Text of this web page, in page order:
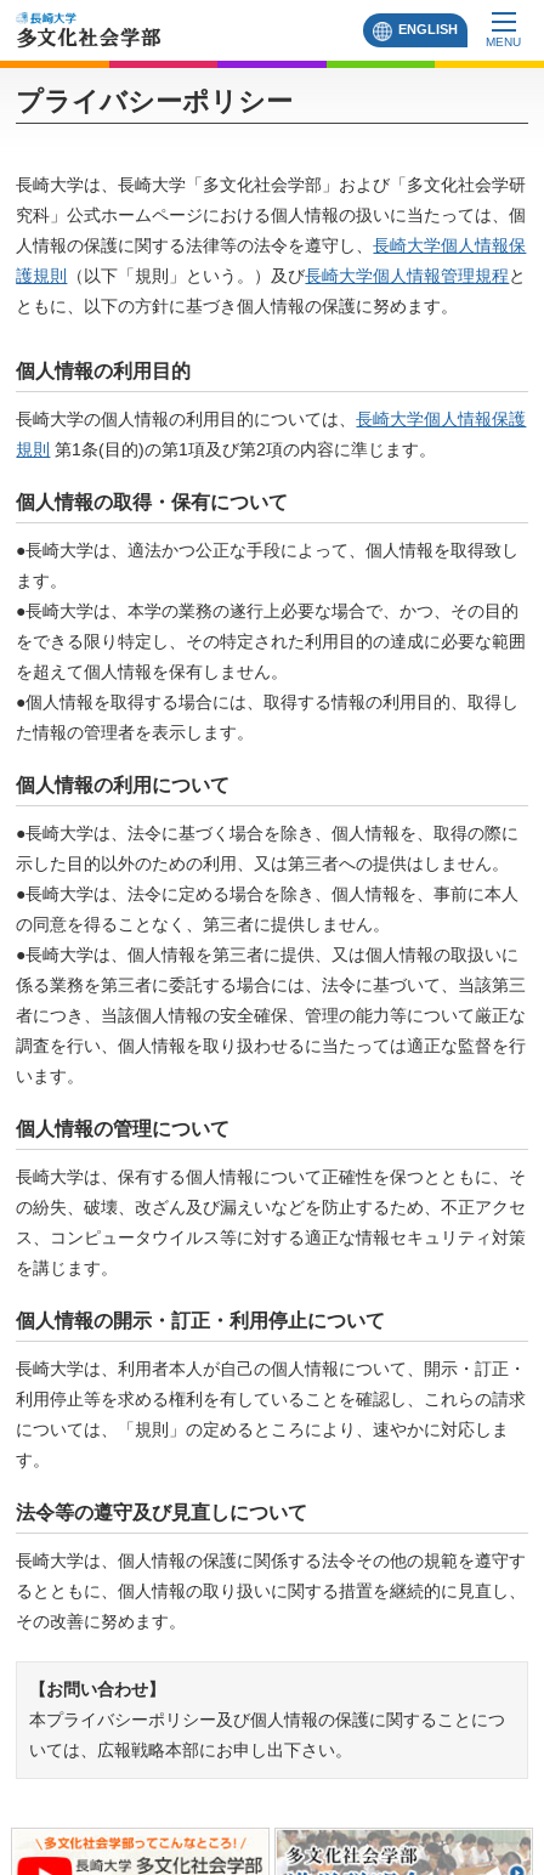
ENGLISH
MENU
プライバシーポリシー
長崎大学は、長崎大学「多文化社会学部」および「多文化社会学研
究科」公式ホームページにおける個人情報の扱いに当たっては、個
人情報の保護に関する法律等の法令を遵守し、長崎大学個人情報保
護規則
（以下「規則」という。）及び長崎大学個人情報管理規程と
ともに、以下の方針に基づき個人情報の保護に努めます。
個人情報の利用目的
長崎大学の個人情報の利用目的については、長崎大学個人情報保護
規則 第1条(目的)の第1項及び第2項の内容に準じます。
個人情報の取得・保有について
●長崎大学は、適法かつ公正な手段によって、個人情報を取得致し
ます。
●長崎大学は、本学の業務の遂行上必要な場合で、かつ、その目的
をできる限り特定し、その特定された利用目的の達成に必要な範囲
を超えて個人情報を保有しません。
●個人情報を取得する場合には、取得する情報の利用目的、取得し
た情報の管理者を表示します。
個人情報の利用について
●長崎大学は、法令に基づく場合を除き、個人情報を、取得の際に
示した目的以外のための利用、又は第三者への提供はしません。
●長崎大学は、法令に定める場合を除き、個人情報を、事前に本人
の同意を得ることなく、第三者に提供しません。
●長崎大学は、個人情報を第三者に提供、又は個人情報の取扱いに
係る業務を第三者に委託する場合には、法令に基づいて、当該第三
者につき、当該個人情報の安全確保、管理の能力等について厳正な
調査を行い、個人情報を取り扱わせるに当たっては適正な監督を行
います。
個人情報の管理について
長崎大学は、保有する個人情報について正確性を保つとともに、そ
の紛失、破壊、改ざん及び漏えいなどを防止するため、不正アクセ
ス、コンピュータウイルス等に対する適正な情報セキュリティ対策
を講じます。
個人情報の開示・訂正・利用停止について
長崎大学は、利用者本人が自己の個人情報について、開示・訂正・
利用停止等を求める権利を有していることを確認し、これらの請求
については、「規則」の定めるところにより、速やかに対応しま
す。
法令等の遵守及び見直しについて
長崎大学は、個人情報の保護に関係する法令その他の規範を遵守す
るとともに、個人情報の取り扱いに関する措置を継続的に見直し、
その改善に努めます。
【お問い合わせ】
本プライバシーポリシー及び個人情報の保護に関することにつ
いては、広報戦略本部にお申し出下さい。